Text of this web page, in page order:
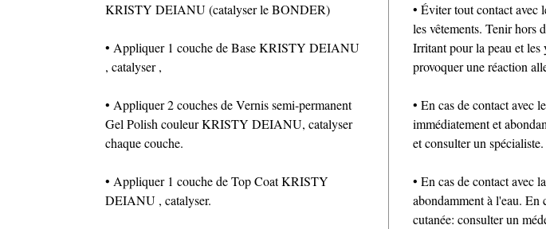
KRISTY DEIANU (catalyser le BONDER)
• Appliquer 1 couche de Base KRISTY DEIANU
, catalyser ,
• Appliquer 2 couches de Vernis semi-permanent
Gel Polish couleur KRISTY DEIANU, catalyser
chaque couche.
• Appliquer 1 couche de Top Coat KRISTY
DEIANU , catalyser.
• Éviter tout contact avec
les vêtements. Tenir hors
Irritant pour la peau et les
provoquer une réaction
• En cas de contact avec
immédiatement et
et consulter un spécialiste.
• En cas de contact avec
abondamment à l'eau. En
cutanée: consulter un